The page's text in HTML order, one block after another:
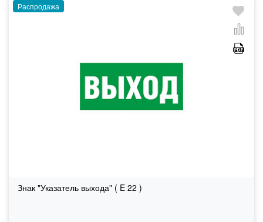
Распродажа
Знак "Указатель выхода" ( E 22 )